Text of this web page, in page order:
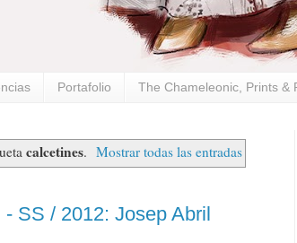
Portafolio The Chameleonic, Prints &
calcetines. Mostrar todas las entradas
SS / 2012: Josep Abril